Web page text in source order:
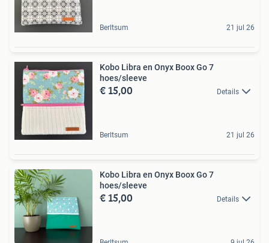
Berltsum 21 jul 26
Kobo Libra en Onyx Boox Go 7
hoes/sleeve
€ 15,00 Details
Berltsum 21 jul 26
Kobo Libra en Onyx Boox Go 7
hoes/sleeve
€ 15,00 Details